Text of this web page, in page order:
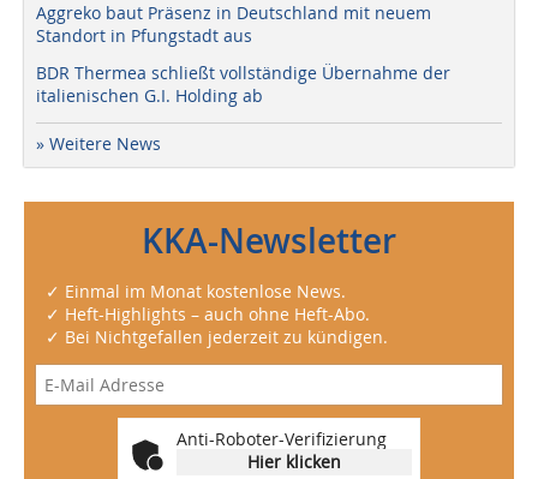
Aggreko baut Präsenz in Deutschland mit neuem
Standort in Pfungstadt aus
BDR Thermea schließt vollständige Übernahme der
italienischen G.I. Holding ab
» Weitere News
KKA-Newsletter
✓ Einmal im Monat kostenlose News.
✓ Heft-Highlights – auch ohne Heft-Abo.
✓ Bei Nichtgefallen jederzeit zu kündigen.
Anti-Roboter-Verifizierung
Hier klicken